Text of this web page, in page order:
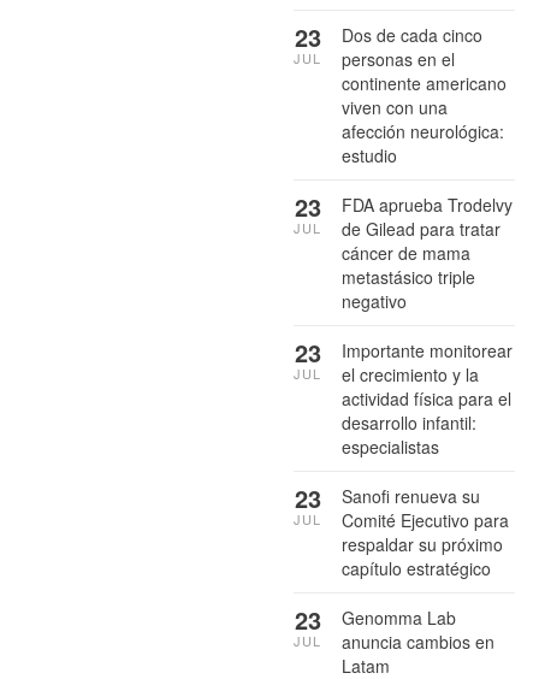
Dos de cada cinco
personas en el
continente americano
viven con una
afección neurológica:
estudio
23
JUL
FDA aprueba Trodelvy
de Gilead para tratar
cáncer de mama
metastásico triple
negativo
23
JUL
Importante monitorear
el crecimiento y la
actividad física para el
desarrollo infantil:
especialistas
23
JUL
Sanofi renueva su
Comité Ejecutivo para
respaldar su próximo
capítulo estratégico
23
JUL
Genomma Lab
anuncia cambios en
Latam
23
JUL